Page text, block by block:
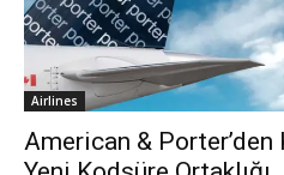
Airlines
American & Porter’den